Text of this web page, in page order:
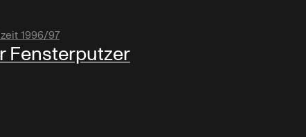
1996/97
Fensterputzer